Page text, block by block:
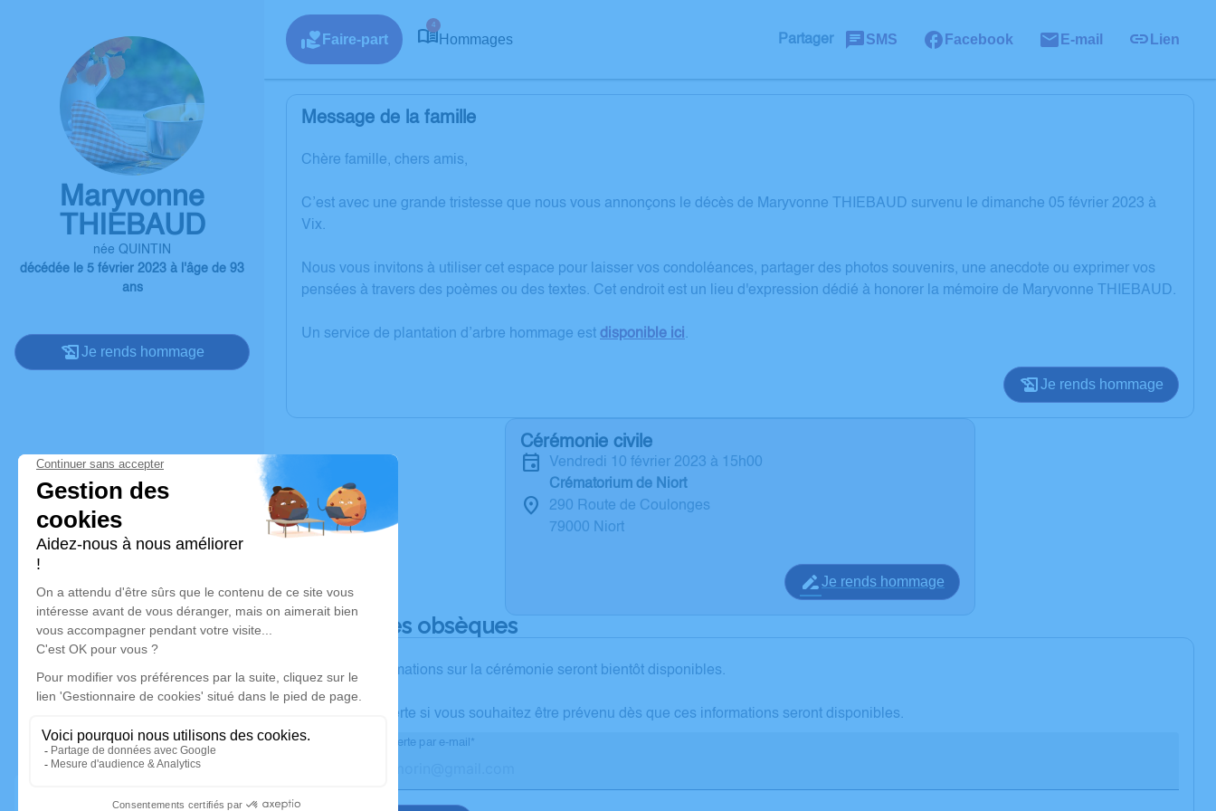
Maryvonne
THIEBAUD
née QUINTIN
décédée le 5 février 2023 à l'âge de 93
ans
Je rends hommage
Faire-part
4
Hommages Partager SMS Facebook E-mail Lien
Message de la famille
Chère famille, chers amis,
C’est avec une grande tristesse que nous vous annonçons le décès de Maryvonne THIEBAUD survenu le dimanche 05 février 2023 à
Vix.
Nous vous invitons à utiliser cet espace pour laisser vos condoléances, partager des photos souvenirs, une anecdote ou exprimer vos
pensées à travers des poèmes ou des textes. Cet endroit est un lieu d'expression dédié à honorer la mémoire de Maryvonne THIEBAUD.
Un service de plantation d’arbre hommage est disponible ici .
Je rends hommage
Cérémonie civile
vendredi 10 février 2023 à 15h00
Crématorium de Niort
290 Route de Coulonges
79000 Niort
Je rends hommage
Déroulé des obsèques
Les informations sur la cérémonie seront bientôt disponibles.
Activez une alerte si vous souhaitez être prévenu dès que ces informations seront disponibles.
Recevoir une alerte par e-mail*